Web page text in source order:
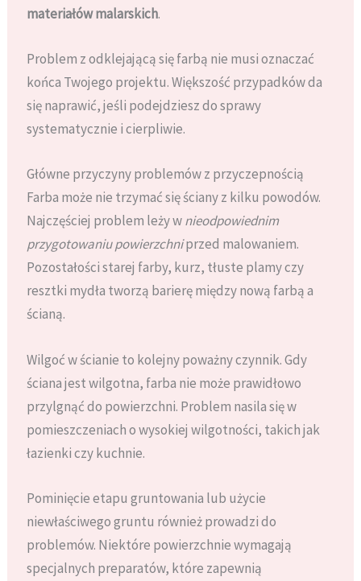
materiałów malarskich.
Problem z odklejającą się farbą nie musi oznaczać
końca Twojego projektu. Większość przypadków da
się naprawić, jeśli podejdziesz do sprawy
systematycznie i cierpliwie.
Główne przyczyny problemów z przyczepnością
Farba może nie trzymać się ściany z kilku powodów.
Najczęściej problem leży wnieodpowiednim
przygotowaniu powierzchniprzed malowaniem.
Pozostałości starej farby, kurz, tłuste plamy czy
resztki mydła tworzą barierę między nową farbą a
ścianą.
Wilgoć w ścianie to kolejny poważny czynnik. Gdy
ściana jest wilgotna, farba nie może prawidłowo
przylgnąć do powierzchni. Problem nasila się w
pomieszczeniach o wysokiej wilgotności, takich jak
łazienki czy kuchnie.
Pominięcie etapu gruntowania lub użycie
niewłaściwego gruntu również prowadzi do
problemów. Niektóre powierzchnie wymagają
specjalnych preparatów, które zapewnią